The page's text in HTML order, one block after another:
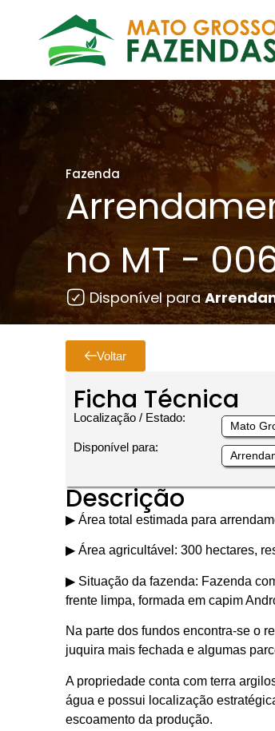
Fazenda
no MT -
Disponível para
Voltar
Ficha Técnica
Localização / Estado:
Mato
Disponível para:
Descrição
▶︎ Área total estimada para
▶︎ Área agricultável: 300 hectares,
▶︎ Situação da fazenda: Fazenda
frente limpa, formada em capim
Na parte dos fundos encontra-se o
juquira mais fechada e algumas
A propriedade conta com terra
água e possui localização
escoamento da produção.